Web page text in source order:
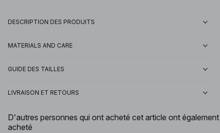
DESCRIPTION DES PRODUITS
MATERIALS AND CARE
GUIDE DES TAILLES
LIVRAISON ET RETOURS
D'autres personnes qui ont acheté cet article ont également
acheté